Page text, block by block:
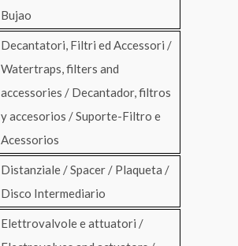
Bujao
Decantatori, Filtri ed Accessori /
Watertraps, filters and
accessories / Decantador, filtros
y accesorios / Suporte-Filtro e
Acessorios
Distanziale / Spacer / Plaqueta /
Disco Intermediario
Elettrovalvole e attuatori /